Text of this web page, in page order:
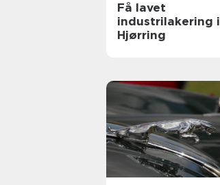
Få lavet
industrilakering i
Hjørring